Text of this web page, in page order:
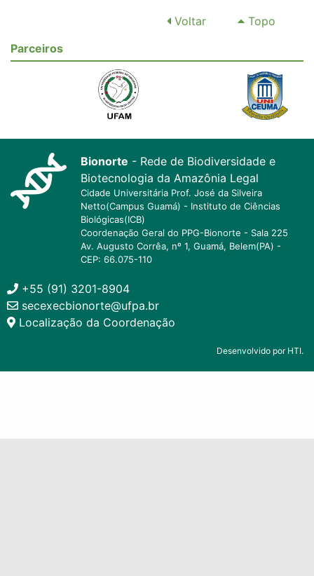
Voltar
Topo
Parceiros
Bionorte - Rede de Biodiversidade e
Biotecnologia da Amazônia Legal
Cidade Universitária Prof. José da Silveira
Netto(Campus Guamá) - Instituto de Ciências
Biológicas(ICB)
Coordenação Geral do PPG-Bionorte - Sala 225
Av. Augusto Corrêa, nº 1, Guamá, Belem(PA) -
CEP: 66.075-110
+55 (91) 3201-8904
secexecbionorte@ufpa.br
Localização da Coordenação
Desenvolvido por HTI.